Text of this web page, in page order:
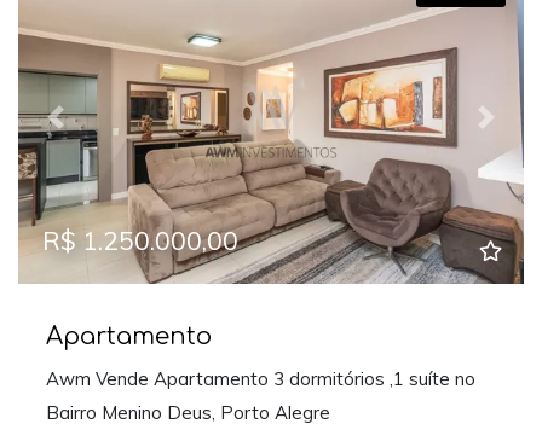
Previous Next
R$ 1.250.000,00
Apartamento
Awm Vende Apartamento 3 dormitórios ,1 suíte no
Bairro Menino Deus, Porto Alegre